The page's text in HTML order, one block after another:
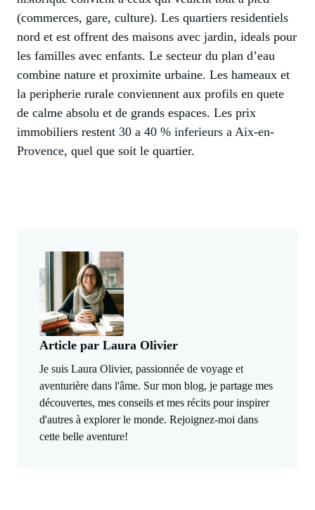
(commerces, gare, culture). Les quartiers residentiels
nord et est offrent des maisons avec jardin, ideals pour
les familles avec enfants. Le secteur du plan d’eau
combine nature et proximite urbaine. Les hameaux et
la peripherie rurale conviennent aux profils en quete
de calme absolu et de grands espaces. Les prix
immobiliers restent 30 a 40 % inferieurs a Aix-en-
Provence, quel que soit le quartier.
Article par Laura Olivier
Je suis Laura Olivier, passionnée de voyage et
aventurière dans l'âme. Sur mon blog, je partage mes
découvertes, mes conseils et mes récits pour inspirer
d'autres à explorer le monde. Rejoignez-moi dans
cette belle aventure!